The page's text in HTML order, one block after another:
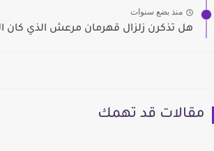
منذ بضع سنوات
هل تذكرن زلزال قهرمان مرعش الذي كان
مقالات قد تهمك